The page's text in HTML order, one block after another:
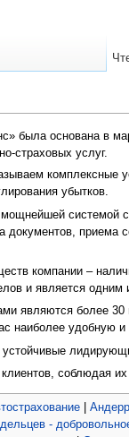
была основана в
страховых услуг.
комплексные
убытков.
системой
документов,
компании –
и является одним
являются более
наиболее удобную и
соблюдая
-